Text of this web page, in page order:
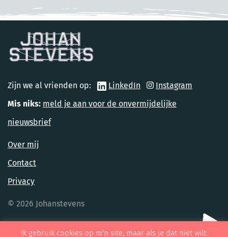
Zijn we al vrienden op: LinkedIn
Instagram
Mis niks: meld je aan voor de onvermijdelijke
nieuwsbrief
Over mij
Contact
Privacy
© 2026 Johanstevens
Ik gebruik cookies op m'n site, maar als je dat niet wilt: